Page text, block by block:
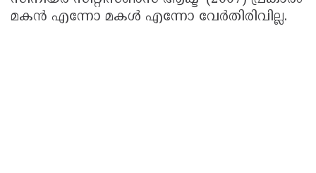
മകൻ എന്നോ മകൾ എന്നോ വേർതിരിവില്ല.